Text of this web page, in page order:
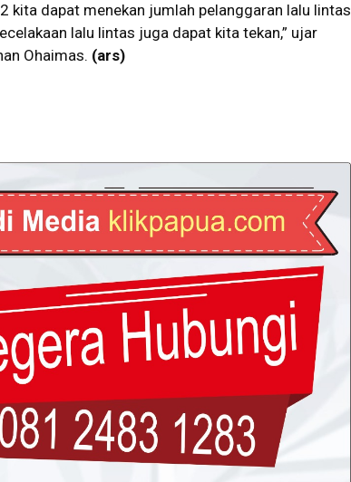
kita dapat menekan jumlah pelanggaran lalu lintas
lalu lintas juga dapat kita tekan,” ujar
Ohaimas. (ars)